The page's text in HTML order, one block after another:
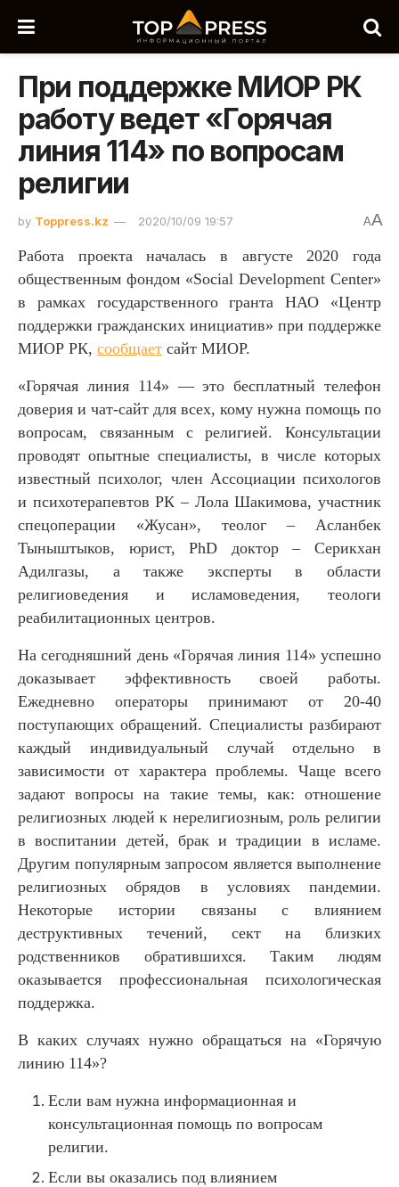
При поддержке МИОР РК
работу ведет «Горячая
линия 114» по вопросам
религии
by Toppress.kz 2020/10/09 19:57 AA
Работа проекта началась в августе 2020 года
общественным фондом «Social Development Center»
в рамках государственного гранта НАО «Центр
поддержки гражданских инициатив» при поддержке
МИОР РК, сообщает сайт МИОР.
«Горячая линия 114» — это бесплатный телефон
доверия и чат-сайт для всех, кому нужна помощь по
вопросам, связанным с религией. Консультации
проводят опытные специалисты, в числе которых
известный психолог, член Ассоциации психологов
и психотерапевтов РК – Лола Шакимова, участник
спецоперации «Жусан», теолог – Асланбек
Тыныштыков, юрист, PhD доктор – Серикхан
Адилгазы, а также эксперты в области
религиоведения и исламоведения, теологи
реабилитационных центров.
На сегодняшний день «Горячая линия 114» успешно
доказывает эффективность своей работы.
Ежедневно операторы принимают от 20-40
поступающих обращений. Специалисты разбирают
каждый индивидуальный случай отдельно в
зависимости от характера проблемы. Чаще всего
задают вопросы на такие темы, как: отношение
религиозных людей к нерелигиозным, роль религии
в воспитании детей, брак и традиции в исламе.
Другим популярным запросом является выполнение
религиозных обрядов в условиях пандемии.
Некоторые истории связаны с влиянием
деструктивных течений, сект на близких
родственников обратившихся. Таким людям
оказывается профессиональная психологическая
поддержка.
В каких случаях нужно обращаться на «Горячую
линию 114»?
Если вам нужна информационная и
консультационная помощь по вопросам
религии.
Если вы оказались под влиянием